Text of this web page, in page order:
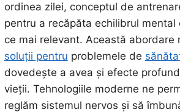
ordinea zilei, conceptul de
pentru a recăpăta echilibrul mental
ce mai relevant. Această abordare
soluții pentru problemele de
dovedește a avea și efecte
vieții. Tehnologiile moderne ne
reglăm sistemul nervos și să